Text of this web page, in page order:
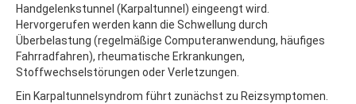
Handgelenkstunnel (Karpaltunnel) eingeengt wird.
Hervorgerufen werden kann die Schwellung durch
Überbelastung (regelmäßige Computeranwendung, häufiges
Fahrradfahren), rheumatische Erkrankungen,
Stoffwechselstörungen oder Verletzungen.
Ein Karpaltunnelsyndrom führt zunächst zu Reizsymptomen.